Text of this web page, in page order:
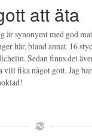
att äta
är synonymt med god
här, bland annat 16
Sedan finns det
vill fika något gott. Jag